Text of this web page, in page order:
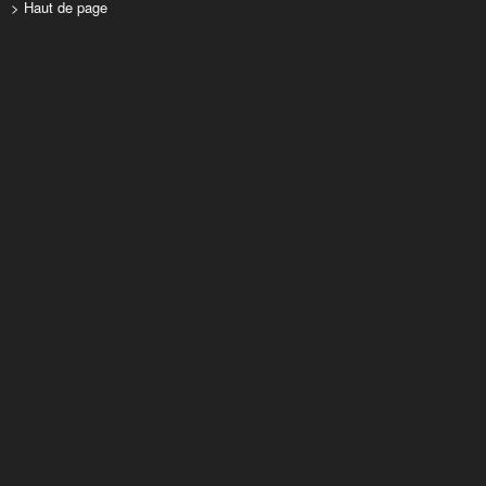
> Haut de page